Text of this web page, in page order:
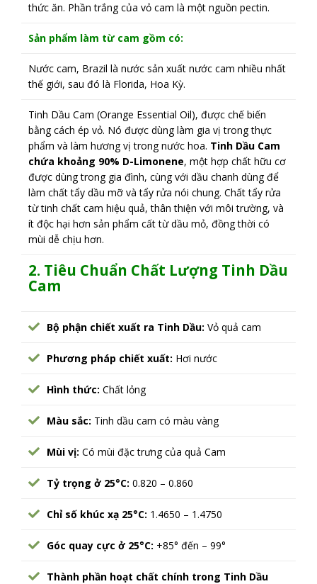
thức ăn. Phần trắng của vỏ cam là một nguồn pectin.
Sản phẩm làm từ cam gồm có:
Nước cam, Brazil là nước sản xuất nước cam nhiều nhất
thế giới, sau đó là Florida, Hoa Kỳ.
Tinh Dầu Cam (Orange Essential Oil), được chế biến
bằng cách ép vỏ. Nó được dùng làm gia vị trong thực
phẩm và làm hương vị trong nước hoa. Tinh Dầu Cam
chứa khoảng 90% D-Limonene, một hợp chất hữu cơ
được dùng trong gia đình, cùng với dầu chanh dùng để
làm chất tẩy dầu mỡ và tẩy rửa nói chung. Chất tẩy rửa
từ tinh chất cam hiệu quả, thân thiện với môi trường, và
ít độc hại hơn sản phẩm cất từ dầu mỏ, đồng thời có
mùi dễ chịu hơn.
2. Tiêu Chuẩn Chất Lượng Tinh Dầu
Cam
Bộ phận chiết xuất ra Tinh Dầu: Vỏ quả cam
Phương pháp chiết xuất: Hơi nước
Hình thức: Chất lỏng
Màu sắc: Tinh dầu cam có màu vàng
Mùi vị: Có mùi đặc trưng của quả Cam
Tỷ trọng ở 25°C: 0.820 – 0.860
Chỉ số khúc xạ 25°C: 1.4650 – 1.4750
Góc quay cực ở 25°C: +85° đến – 99°
Thành phần hoạt chất chính trong Tinh Dầu